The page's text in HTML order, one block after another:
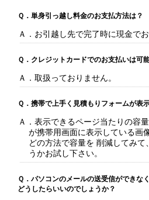
Ｑ．単身引っ越し料金のお支払方法は？
Ａ．お引越し先で完了時に現金でお
Ｑ．クレジットカードでのお支払いは可
Ａ．取扱っておりません。
Ｑ．携帯で上手く見積もりフォームが表
Ａ．表示できるページ当たりの容
が携帯用画面に表示している画
どの方法で容量を 削減してみ
うかお試し下さい。
Ｑ．パソコンのメールの送受信ができな
どうしたらいいのでしょうか？